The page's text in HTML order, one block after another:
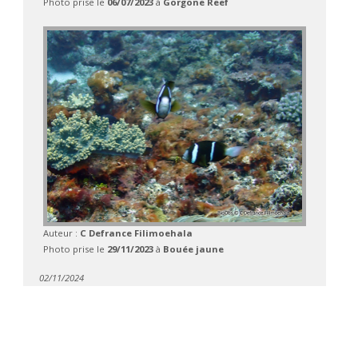
Auteur : C Defrance Filimoehala
Photo prise le 29/11/2023à Bouée jaune
02/11/2024